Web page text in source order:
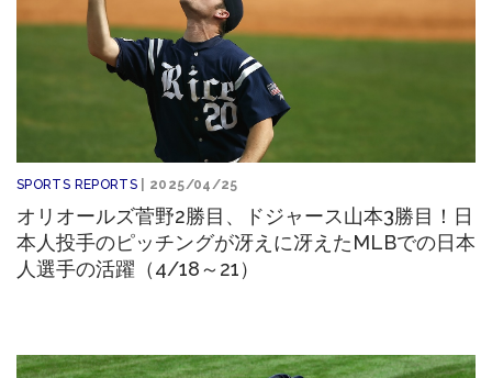
SPORTS REPORTS | 2025/04/25
オリオールズ菅野2勝目、ドジャース山本3勝目！日
本人投手のピッチングが冴えに冴えたMLBでの日本
人選手の活躍（4/18～21）